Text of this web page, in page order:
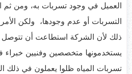
العميل في وجود تسربات به، ومن ثم
التسربات أو عدم وجودها، ولكن
ذلك لأن الشركة استطاعت أن تتوصل
يستخدمونها متخصصين وفنيين
تسربات المياه ظلوا يعملون في ذلك